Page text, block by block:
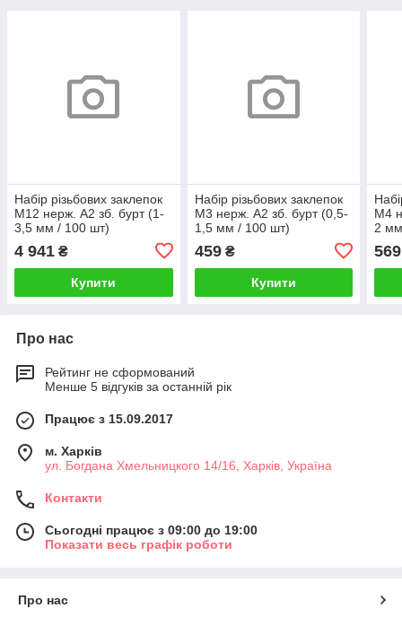
Набір різьбових заклепок
M12 нерж. А2 зб. бурт (1-
3,5 мм / 100 шт)
4 941 ₴
Купити
Набір різьбових заклепок
M3 нерж. А2 зб. бурт (0,5-
1,5 мм / 100 шт)
459₴
Купити
M4
2
569
Про нас
Рейтинг не сформований
Менше 5 відгуків за останній рік
Працює з 15.09.2017
м. Харків
ул. Богдана Хмельницкого 14/16, Харків, Україна
Контакти
Сьогодні працює з 09:00 до 19:00
Показати весь графік роботи
Про нас